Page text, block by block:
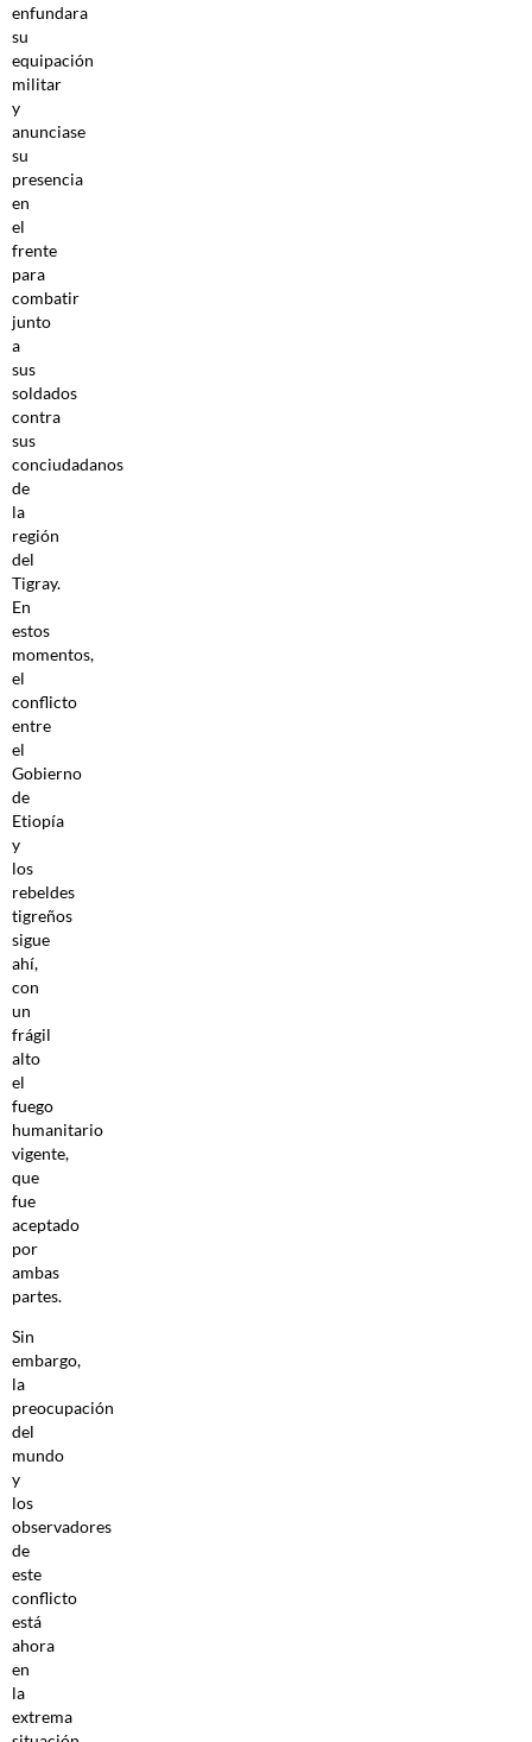
enfundara
su
equipación
militar
y
anunciase
su
presencia
en
el
frente
para
combatir
junto
a
sus
soldados
contra
sus
conciudadanos
de
la
región
del
Tigray.
En
estos
momentos,
el
conflicto
entre
el
Gobierno
de
Etiopía
y
los
rebeldes
tigreños
sigue
ahí,
con
un
frágil
alto
el
fuego
humanitario
vigente,
que
fue
aceptado
por
ambas
partes.
Sin
embargo,
la
preocupación
del
mundo
y
los
observadores
de
este
conflicto
está
ahora
en
la
extrema